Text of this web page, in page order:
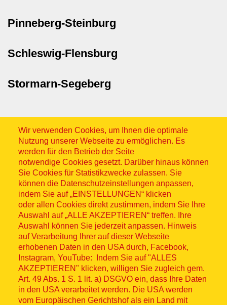
Pinneberg-Steinburg
Schleswig-Flensburg
Stormarn-Segeberg
Wir verwenden Cookies, um Ihnen die optimale
Nutzung unserer Webseite zu ermöglichen. Es
werden für den Betrieb der Seite
notwendige Cookies gesetzt. Darüber hinaus können
Sie Cookies für Statistikzwecke zulassen. Sie
können die Datenschutzeinstellungen anpassen,
indem Sie auf „EINSTELLUNGEN“ klicken
oder allen Cookies direkt zustimmen, indem Sie Ihre
Auswahl auf „ALLE AKZEPTIEREN“ treffen. Ihre
Auswahl können Sie jederzeit anpassen. Hinweis
auf Verarbeitung Ihrer auf dieser Webseite
erhobenen Daten in den USA durch, Facebook,
Instagram, YouTube: Indem Sie auf "ALLES
AKZEPTIEREN" klicken, willigen Sie zugleich gem.
Art. 49 Abs. 1 S. 1 lit. a) DSGVO ein, dass Ihre Daten
in den USA verarbeitet werden. Die USA werden
vom Europäischen Gerichtshof als ein Land mit
Sitemap
© ASB 2026
Fußzeilenmenü
Impressum
Datenschutz
Kontakt